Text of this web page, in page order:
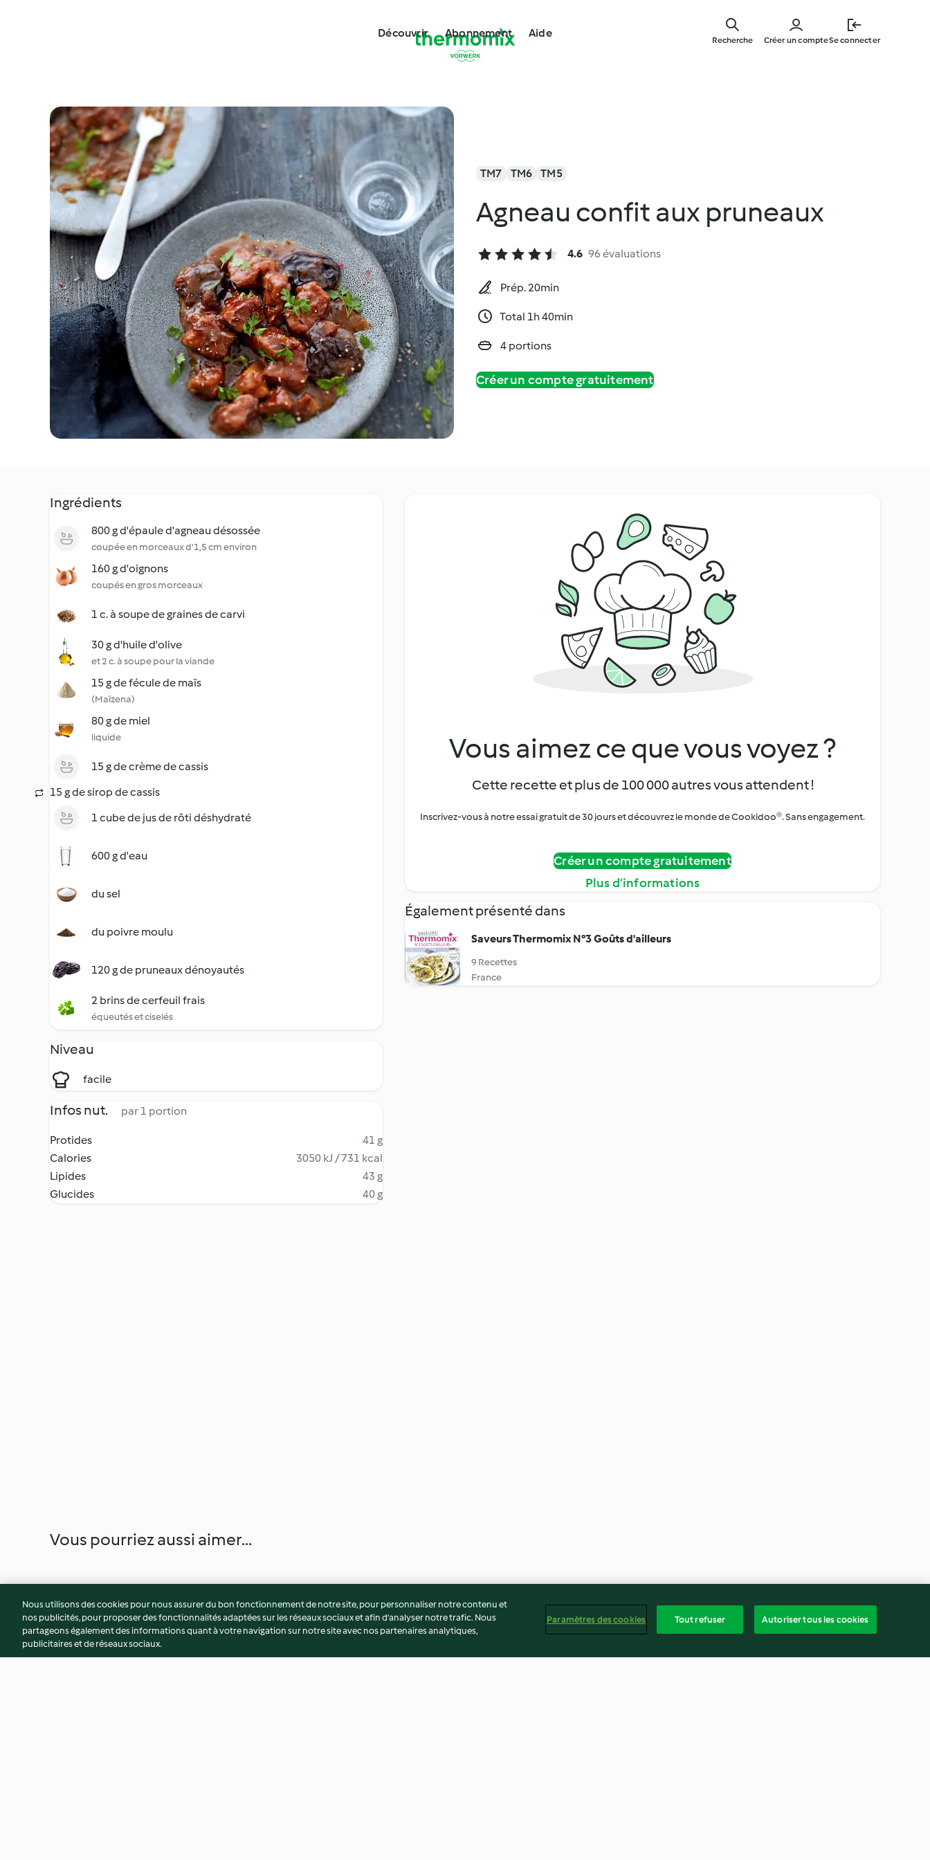
main
Découvrir Abonnement Aide
Créer un compteSe connecter
Recherche
TM7 TM6 TM5
Agneau confit aux pruneaux
4.6 96 évaluations
Prép. 20min
Total 1h 40min
4 portions
Créer un compte gratuitement
Ingrédients
800 g d'épaule d'agneau désossée
coupée en morceaux d'1,5 cm environ
160 g d'oignons
coupés en gros morceaux
1 c. à soupe de graines de carvi
30 g d'huile d'olive
et 2 c. à soupe pour la viande
15 g de fécule de maïs
(Maïzena)
80 g de miel
liquide
15 g de crème de cassis
15 g de sirop de cassis
1 cube de jus de rôti déshydraté
600 g d'eau
du sel
du poivre moulu
120 g de pruneaux dénoyautés
2 brins de cerfeuil frais
équeutés et ciselés
Niveau
facile
Infos nut. par 1 portion
Protides
41 g
Calories
3050 kJ / 731 kcal
Lipides
43 g
Glucides
40 g
Vous aimez ce que vous voyez ?
Cette recette et plus de 100 000 autres vous attendent !
Inscrivez-vous à notre essai gratuit de 30 jours et découvrez le monde de Cookidoo®. Sans engagement.
Créer un compte gratuitement
Plus d’informations
Également présenté dans
Saveurs Thermomix N°3 Goûts d'ailleurs
9 Recettes
France
Vous pourriez aussi aimer...
Nous utilisons des cookies pour nous assurer du bon fonctionnement de notre site, pour personnaliser notre contenu et
nos publicités, pour proposer des fonctionnalités adaptées sur les réseaux sociaux et afin d’analyser notre trafic. Nous
partageons également des informations quant à votre navigation sur notre site avec nos partenaires analytiques,
publicitaires et de réseaux sociaux.
Paramètres des cookies Tout refuser Autoriser tous les cookies